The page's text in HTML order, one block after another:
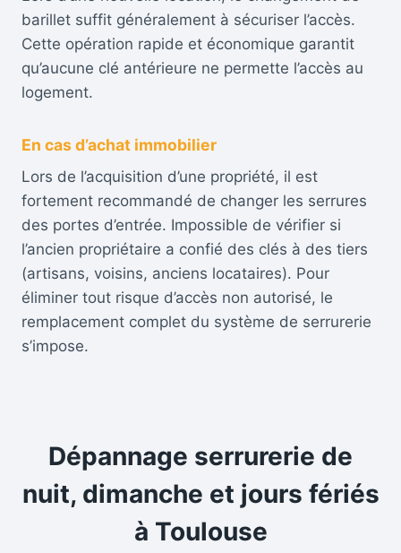
barillet suffit généralement à sécuriser l’accès.
Cette opération rapide et économique garantit
qu’aucune clé antérieure ne permette l’accès au
logement.
En cas d’achat immobilier
Lors de l’acquisition d’une propriété, il est
fortement recommandé de changer les serrures
des portes d’entrée. Impossible de vérifier si
l’ancien propriétaire a confié des clés à des tiers
(artisans, voisins, anciens locataires). Pour
éliminer tout risque d’accès non autorisé, le
remplacement complet du système de serrurerie
s’impose.
Dépannage serrurerie de
nuit, dimanche et jours fériés
à Toulouse